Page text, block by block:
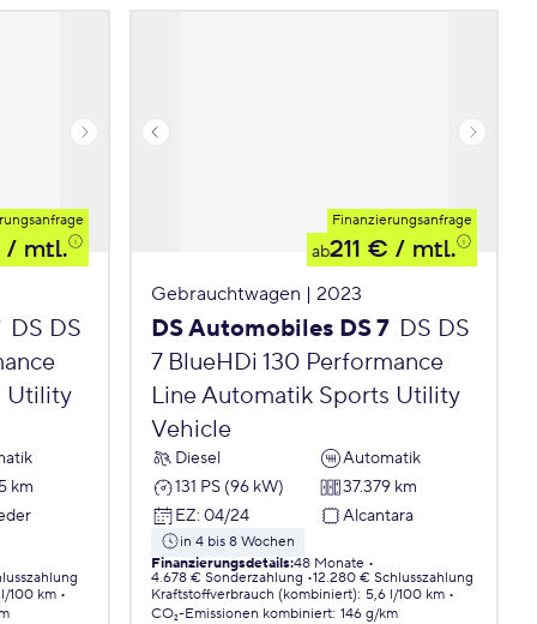
/ mtl.
DS DS
Utility
km
100 km
Finanzierungsanfrage
ab211 € / mtl.
Gebrauchtwagen | 2023
DS Automobiles DS 7 DS DS
7 BlueHDi 130 Performance
Line Automatik Sports Utility
Vehicle
Diesel
Automatik
131 PS (96 kW)
37.379 km
EZ: 04/24 Alcantara
in 4 bis 8 Wochen
Finanzierungsdetails:48 Monate
4.678 € Sonderzahlung 12.280 € Schlusszahlung
Kraftstoffverbrauch (kombiniert): 5,6 l/100 km
CO₂-Emissionen kombiniert: 146 g/km